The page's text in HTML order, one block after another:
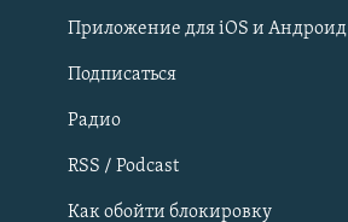
Qırımtatar
ПРИСОЕДИНЯЙТЕСЬ!
Приложение для iOS и Андроид
Подписаться
Радио
RSS / Podcast
Как обойти блокировку